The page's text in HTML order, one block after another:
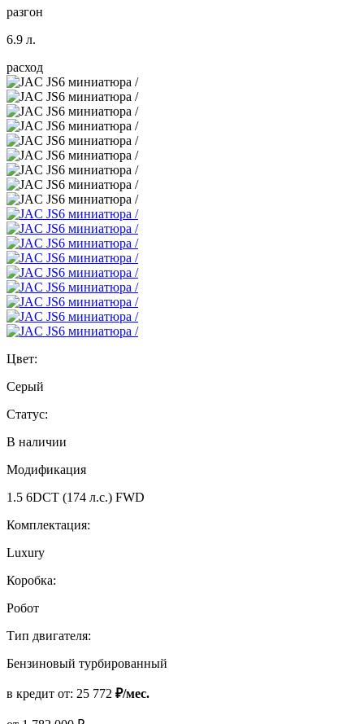
разгон
6.9 л.
расход
Цвет:
Серый
Статус:
В наличии
Модификация
1.5 6DCT (174 л.с.) FWD
Комплектация:
Luxury
Коробка:
Робот
Тип двигателя:
Бензиновый турбированный
в кредит от: 25 772 ₽/мес.